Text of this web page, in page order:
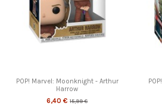
POP! Marvel: Moonknight - Arthur
Harrow
6,40 €15,99 €